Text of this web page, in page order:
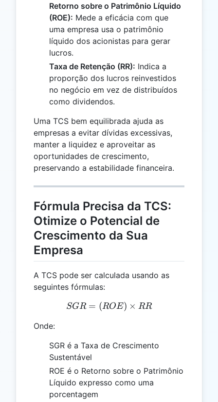
Retorno sobre o Patrimônio Líquido
(ROE): Mede a eficácia com que
uma empresa usa o patrimônio
líquido dos acionistas para gerar
lucros.
Taxa de Retenção (RR): Indica a
proporção dos lucros reinvestidos
no negócio em vez de distribuídos
como dividendos.
Uma TCS bem equilibrada ajuda as
empresas a evitar dívidas excessivas,
manter a liquidez e aproveitar as
oportunidades de crescimento,
preservando a estabilidade financeira.
Fórmula Precisa da TCS:
Otimize o Potencial de
Crescimento da Sua
Empresa
A TCS pode ser calculada usando as
seguintes fórmulas:
SGR = (ROE) \times RR
SGR = (ROE) × RR
Onde:
SGR é a Taxa de Crescimento
Sustentável
ROE é o Retorno sobre o Patrimônio
Líquido expresso como uma
porcentagem